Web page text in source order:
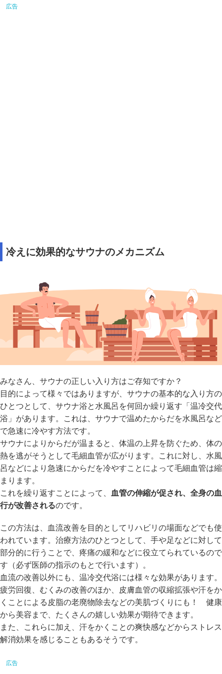
冷えに効果的なサウナのメカニズム
みなさん、サウナの正しい入り方はご存知ですか？
目的によって様々ではありますが、サウナの基本的な入り方の
ひとつとして、サウナ浴と水風呂を何回か繰り返す「温冷交代
浴」があります。これは、サウナで温めたからだを水風呂など
で急速に冷やす方法です。
サウナによりからだが温まると、体温の上昇を防ぐため、体の
熱を逃がそうとして毛細血管が広がります。これに対し、水風
呂などにより急速にからだを冷やすことによって毛細血管は縮
まります。
これを繰り返すことによって、
血管の伸縮が促され、全身の血
行が改善されるのです。
この方法は、血流改善を目的としてリハビリの場面などでも使
われています。治療方法のひとつとして、手や足などに対して
部分的に行うことで、疼痛の緩和などに役立てられているので
す（必ず医師の指示のもとで行います）。
血流の改善以外にも、温冷交代浴には様々な効果があります。
疲労回復、むくみの改善のほか、皮膚血管の収縮拡張や汗をか
くことによる皮脂の老廃物除去などの美肌づくりにも！ 健康
から美容まで、たくさんの嬉しい効果が期待できます。
また、これらに加え、汗をかくことの爽快感などからストレス
解消効果を感じることもあるそうです。